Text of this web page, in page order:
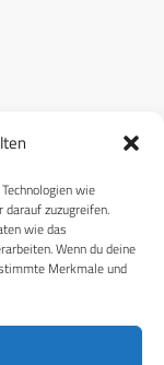
wie
zuzugreifen.
wie das
Wenn du deine
Merkmale und